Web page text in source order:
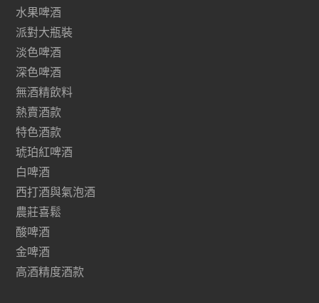
水果啤酒
派對大瓶裝
淡色啤酒
深色啤酒
無酒精飲料
熱賣酒款
特色酒款
琥珀紅啤酒
白啤酒
西打酒與氣泡酒
農莊喜鬆
酸啤酒
金啤酒
高酒精度酒款